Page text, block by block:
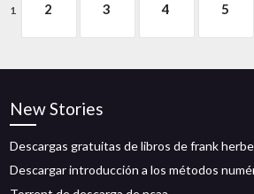
1 2 3 4 5
New Stories
Descargas gratuitas de libros de frank
Descargar introducción a los métodos